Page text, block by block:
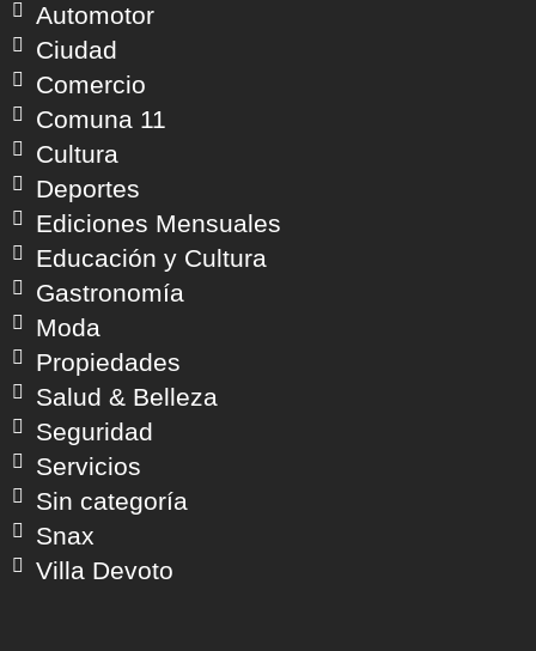
Automotor
Ciudad
Comercio
Comuna 11
Cultura
Deportes
Ediciones Mensuales
Educación y Cultura
Gastronomía
Moda
Propiedades
Salud & Belleza
Seguridad
Servicios
Sin categoría
Snax
Villa Devoto